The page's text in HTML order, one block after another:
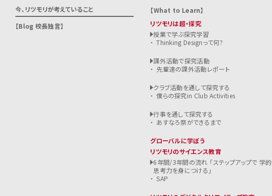
今、リツモリが考えていること
Blog 校長独言
What to Learn
リツモリは超・探究
授業で学ぶ探究学習
Thinking Designって何?
課外活動で探究活動
先輩達の課外活動レポート
クラブ活動を通して探究する
僕らの探究in Club Activities
行事を通して探究する
あすなろ祭ができるまで
グローバルに学ぼう
リツモリのサイエンス教育
6年間/3年間の流れ 「ステップアップで 学的
思考力を身につける」
SAP